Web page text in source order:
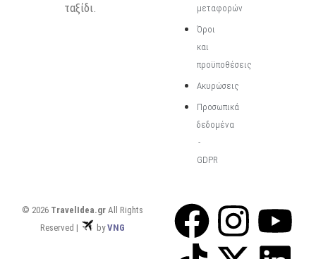
ταξίδι.
μεταφορών
Όροι
και
προϋποθέσεις
Ακυρώσεις
Προσωπικά
δεδομένα
-
GDPR
© 2026 TravelIdea.gr All Rights
Reserved |
byVNG